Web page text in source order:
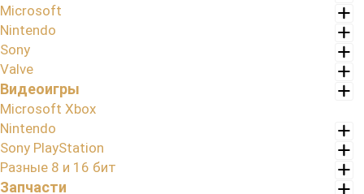
Microsoft
Nintendo
Sony
Valve
Видеоигры
Microsoft Xbox
Nintendo
Sony PlayStation
Разные 8 и 16 бит
Запчасти